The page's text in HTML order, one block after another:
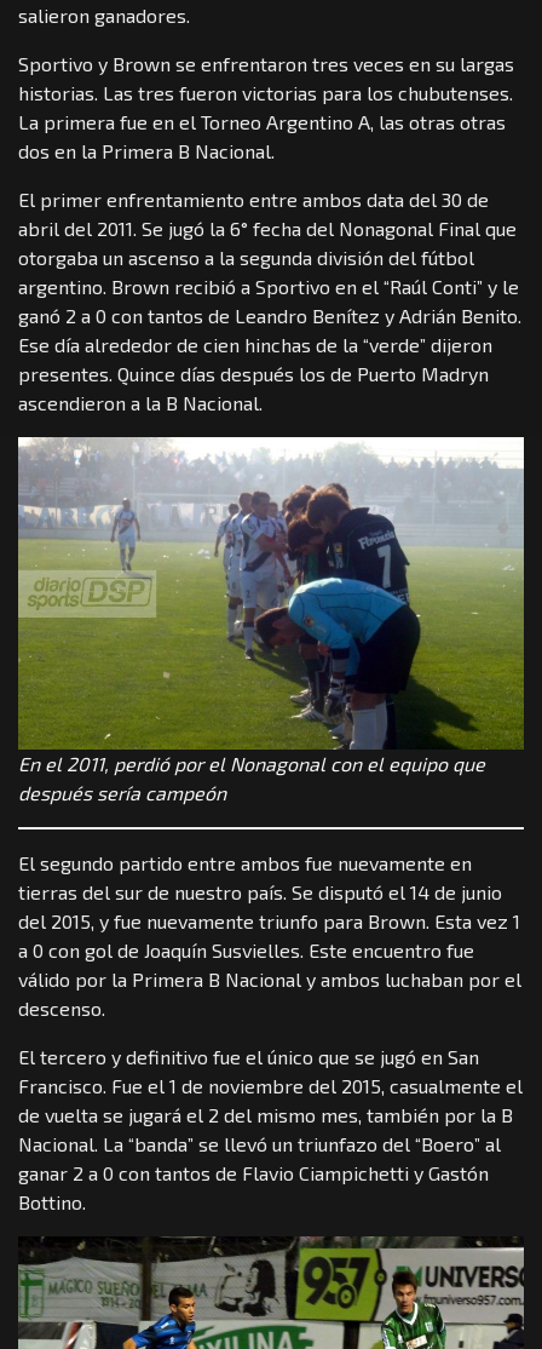
salieron ganadores.
Sportivo y Brown se enfrentaron tres veces en su largas
historias. Las tres fueron victorias para los chubutenses.
La primera fue en el Torneo Argentino A, las otras otras
dos en la Primera B Nacional.
El primer enfrentamiento entre ambos data del 30 de
abril del 2011. Se jugó la 6° fecha del Nonagonal Final que
otorgaba un ascenso a la segunda división del fútbol
argentino. Brown recibió a Sportivo en el “Raúl Conti” y le
ganó 2 a 0 con tantos de Leandro Benítez y Adrián Benito.
Ese día alrededor de cien hinchas de la “verde” dijeron
presentes. Quince días después los de Puerto Madryn
ascendieron a la B Nacional.
En el 2011, perdió por el Nonagonal con el equipo que
después sería campeón
El segundo partido entre ambos fue nuevamente en
tierras del sur de nuestro país. Se disputó el 14 de junio
del 2015, y fue nuevamente triunfo para Brown. Esta vez 1
a 0 con gol de Joaquín Susvielles. Este encuentro fue
válido por la Primera B Nacional y ambos luchaban por el
descenso.
El tercero y definitivo fue el único que se jugó en San
Francisco. Fue el 1 de noviembre del 2015, casualmente el
de vuelta se jugará el 2 del mismo mes, también por la B
Nacional. La “banda” se llevó un triunfazo del “Boero” al
ganar 2 a 0 con tantos de Flavio Ciampichetti y Gastón
Bottino.